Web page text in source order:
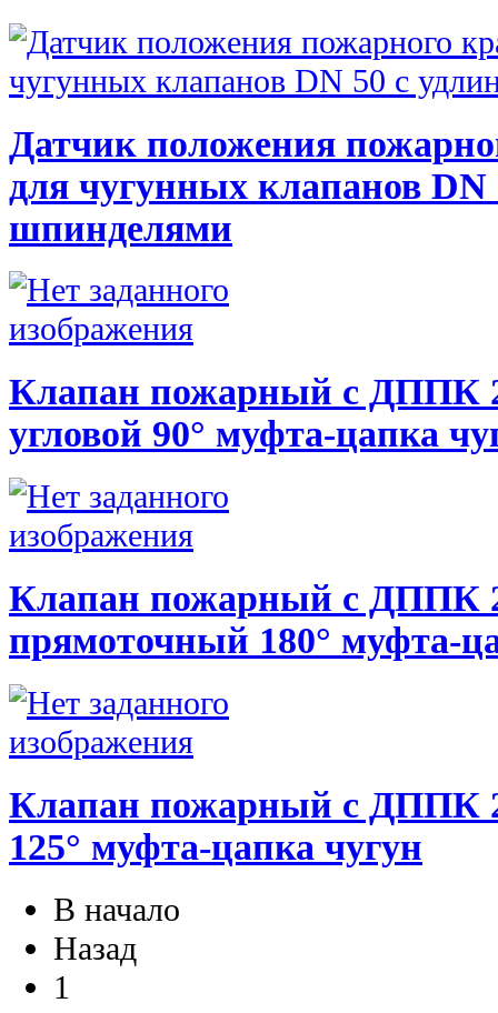
Датчик положения
для чугунных клапанов
шпинделями
Клапан пожарный с ДППК
угловой 90° муфта-цапка
Клапан пожарный с ДППК
прямоточный 180° муфта-
Клапан пожарный с ДППК
125° муфта-цапка чугун
В начало
Назад
1